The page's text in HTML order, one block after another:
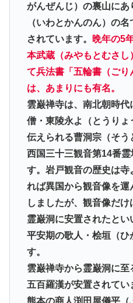
がんぜんじ）の裏山に
（いわとかんのん）の
されています。
晩年の5
本武蔵（みやもとむさ
て兵法書「五輪書（ごり
は、あまりにも有名。
雲巌禅寺は、南北朝時
僧・東陵永よ（とうりょ
伝えられる曹洞宗（そう
西国三十三観音第14番
す。岩戸観音の歴史は寺
れば異国から観音像を
しましたが、観音像だけ
霊巌洞に安置されたと
平安期の歌人・桧垣（ひ
す。
雲巌禅寺から霊巌洞に至
五百羅漢が安置されてい
熊本の商人渕田屋儀平